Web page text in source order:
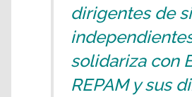
dirigentes de
solidariza con
REPAM y sus